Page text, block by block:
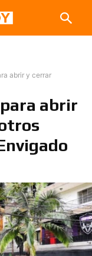
abrir y cerrar
abrir